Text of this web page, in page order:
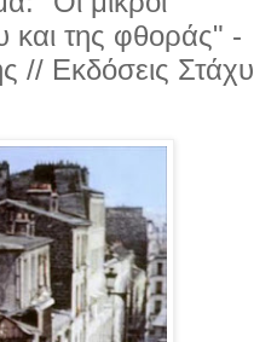
και της φθοράς" -
// Εκδόσεις Στάχυ